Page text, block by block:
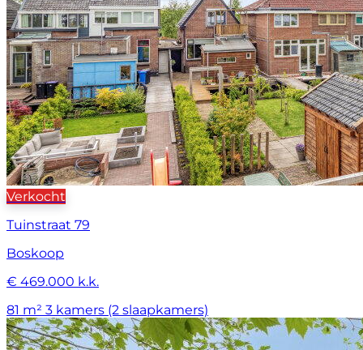
Verkocht
Tuinstraat 79
Boskoop
€ 469.000 k.k.
81 m² 3 kamers (2 slaapkamers)